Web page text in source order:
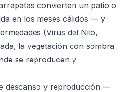
convierten un patio o
en los meses cálidos — y
(Virus del Nilo,
la vegetación con sombra
se reproducen y
descanso y reproducción —